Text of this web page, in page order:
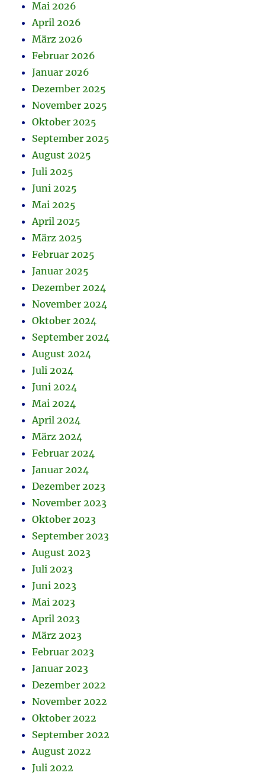
Mai 2026
April 2026
März 2026
Februar 2026
Januar 2026
Dezember 2025
November 2025
Oktober 2025
September 2025
August 2025
Juli 2025
Juni 2025
Mai 2025
April 2025
März 2025
Februar 2025
Januar 2025
Dezember 2024
November 2024
Oktober 2024
September 2024
August 2024
Juli 2024
Juni 2024
Mai 2024
April 2024
März 2024
Februar 2024
Januar 2024
Dezember 2023
November 2023
Oktober 2023
September 2023
August 2023
Juli 2023
Juni 2023
Mai 2023
April 2023
März 2023
Februar 2023
Januar 2023
Dezember 2022
November 2022
Oktober 2022
September 2022
August 2022
Juli 2022